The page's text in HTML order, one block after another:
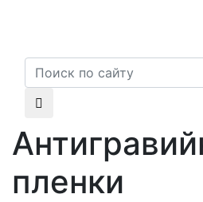
пленки